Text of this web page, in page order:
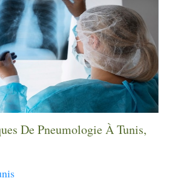
De Pneumologie À Tunis,